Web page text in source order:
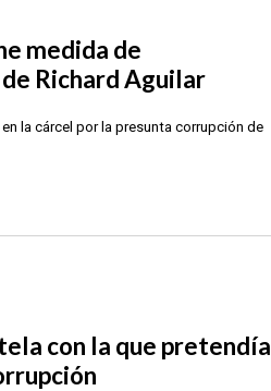
medida de
Richard Aguilar
la cárcel por la presunta corrupción de
con la que pretendía